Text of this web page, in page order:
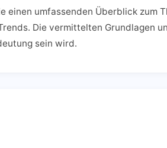
einen umfassenden Überblick zum
Die vermittelten Grundlagen
sein wird.